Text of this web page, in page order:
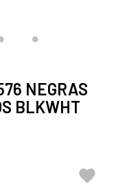
NEGRAS
BLKWHT
